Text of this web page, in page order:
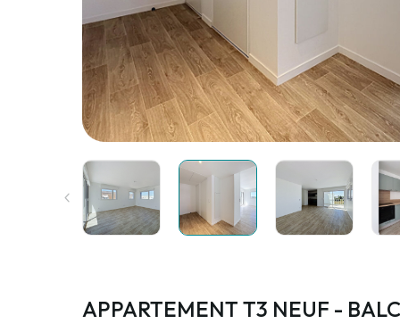
APPARTEMENT T3 NEUF -